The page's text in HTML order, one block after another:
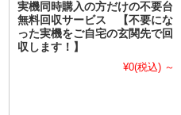
実機同時購入の方だけの不要台
無料回収サービス 【不要にな
った実機をご自宅の玄関先で回
収します！】
¥0(税込) ～